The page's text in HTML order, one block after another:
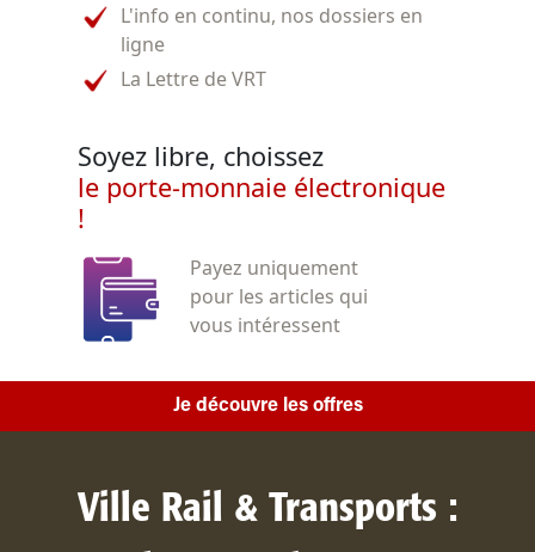
L'info en continu, nos dossiers en
ligne
La Lettre de VRT
Soyez libre, choissez
le porte-monnaie électronique
!
Payez uniquement
pour les articles qui
vous intéressent
Je découvre les offres
Ville Rail & Transports :